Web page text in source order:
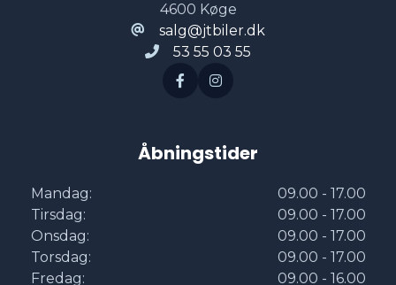
Fjernbetjent centrallås
Fuldautomatisk klimaanlæg
Højdejusterbare forsæder
4600 Køge
salg@jtbiler.dk
53 55 03 55
Åbningstider
Mandag:
09.00 - 17.00
Tirsdag:
09.00 - 17.00
Onsdag:
09.00 - 17.00
Torsdag:
09.00 - 17.00
Fredag:
09.00 - 16.00